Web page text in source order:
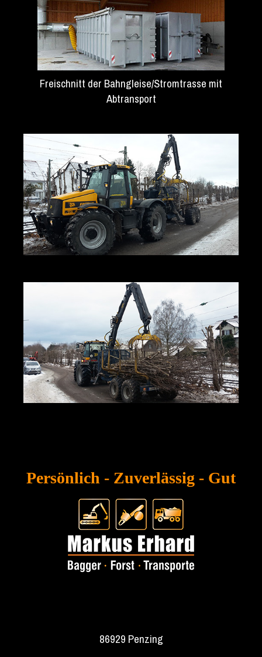
Freischnitt der Bahngleise/Stromtrasse mit
Abtransport
Persönlich - Zuverlässig - Gut
86929 Penzing